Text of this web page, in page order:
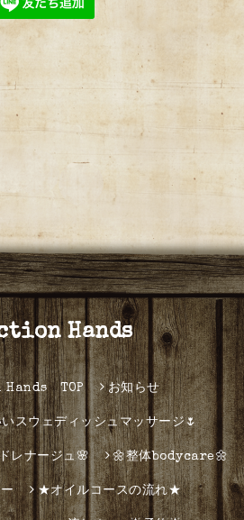
Hands
TOP お知らせ
スウェディッシュマッサージ🌷
レナージュ🌸 🌼整体bodycare🌼
★オイルコースの流れ★